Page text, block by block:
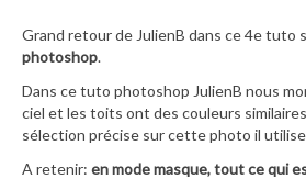
Grand retour de JulienB dans ce 4e tuto
photoshop.
Dans ce tuto photoshop JulienB nous
ciel et les toits ont des couleurs
sélection précise sur cette photo il
A retenir: en mode masque, tout ce qui